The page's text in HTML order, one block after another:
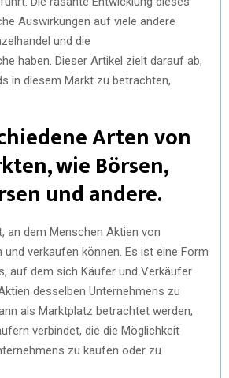
Auswirkungen auf viele andere
und die
haben. Dieser Artikel zielt darauf ab,
in diesem Markt zu betrachten,
Arten von
wie Börsen,
und andere.
an dem Menschen Aktien von
und verkaufen können. Es ist eine Form
auf dem sich Käufer und Verkäufer
desselben Unternehmens zu
als Marktplatz betrachtet werden,
verbindet, die die Möglichkeit
zu kaufen oder zu